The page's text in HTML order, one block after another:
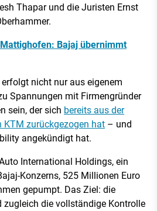
Thapar und die Juristen Ernst
Bajaj übernimmt
nicht nur aus eigenem
Spannungen mit Firmengründer
sein, der sich bereits aus der
KTM zurückgezogen hat – und
angekündigt hat.
International Holdings, ein
Konzerns, 525 Millionen Euro
gepumpt. Das Ziel: die
zugleich die vollständige Kontrolle